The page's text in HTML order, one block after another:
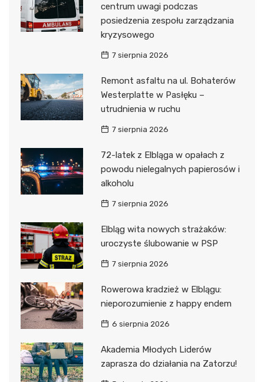
centrum uwagi podczas
posiedzenia zespołu zarządzania
kryzysowego
7 sierpnia 2026
Remont asfaltu na ul. Bohaterów
Westerplatte w Pasłęku –
utrudnienia w ruchu
7 sierpnia 2026
72-latek z Elbląga w opałach z
powodu nielegalnych papierosów i
alkoholu
7 sierpnia 2026
Elbląg wita nowych strażaków:
uroczyste ślubowanie w PSP
7 sierpnia 2026
Rowerowa kradzież w Elblągu:
nieporozumienie z happy endem
6 sierpnia 2026
Akademia Młodych Liderów
zaprasza do działania na Zatorzu!